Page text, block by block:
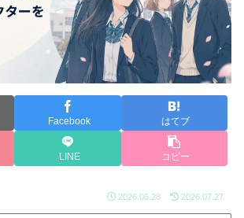
Facebook はてブ
LINE コピー
2026.06.28 2026.07.27